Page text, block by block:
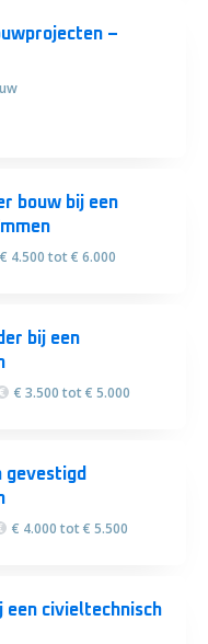
–
bouw bij een
€ 4.500 tot € 6.000
bij een
€ 3.500 tot € 5.000
gevestigd
€ 4.000 tot € 5.500
een civieltechnisch